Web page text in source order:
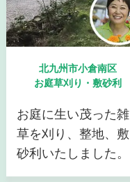
北九州市小倉南区
お庭草刈り・敷砂利
お庭に生い茂った雑
草を刈り、整地、敷
砂利いたしました。